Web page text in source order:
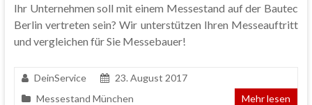
Ihr Unternehmen soll mit einem Messestand auf der Bautec
Berlin vertreten sein? Wir unterstützen Ihren Messeauftritt
und vergleichen für Sie Messebauer!
DeinService
23. August 2017
Messestand München
Mehr lesen